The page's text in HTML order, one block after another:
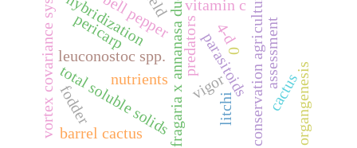
fragaria x annanasa duch.
total soluble solids
vitamin c conservation agriculture
bell pepper
vortex covariance systemleuconostoc spp. predatorsparasitoids assessment
hybridization
litchi
pericarp
nutrients vigor
barrel cactus
cactusorgangenesis
0
4-d
fodder